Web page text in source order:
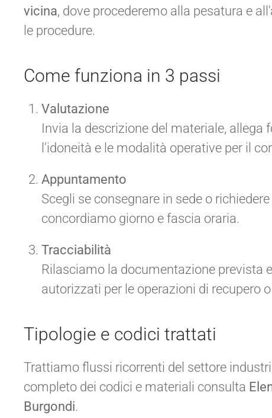
vicina, dove procederemo alla pesatura e
le procedure.
Come funziona in 3 passi
Valutazione
Invia la descrizione del materiale, allega
l'idoneità e le modalità operative per il
Appuntamento
Scegli se consegnare in sede o
concordiamo giorno e fascia oraria.
Tracciabilità
Rilasciamo la documentazione prevista
autorizzati per le operazioni di recupero
Tipologie e codici trattati
Trattiamo flussi ricorrenti del settore
completo dei codici e materiali consulta
Burgondi.